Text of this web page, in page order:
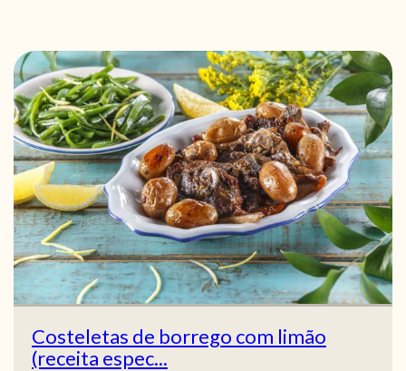
Costeletas de borrego com limão
(receita espec...